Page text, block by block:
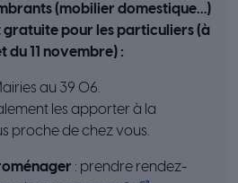
(mobilier domestique…)
gratuite pour les particuliers (à
du 11 novembre) :
au 39 06.
les apporter à la
proche de chez vous.
: prendre rendez-